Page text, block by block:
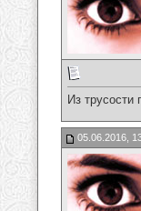
Из трусости
05.06.2016,